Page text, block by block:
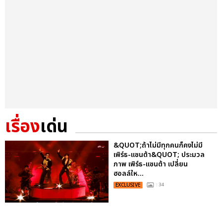
เรื่องเด่น
&QUOT;ถ้าไม่มีทุกคนก็คงไม่มี
เพิร์ธ-แซนต้า&QUOT; ประมวล
ภาพ เพิร์ธ-แซนต้า เปลี่ยน
ฮอลล์ให...
EXCLUSIVE : 34